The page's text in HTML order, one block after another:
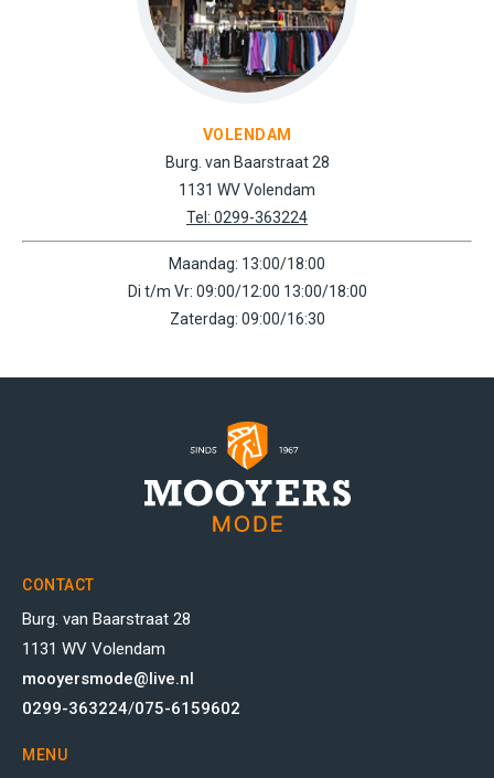
VOLENDAM
Burg. van Baarstraat 28
1131 WV Volendam
Tel: 0299-363224
Maandag: 13:00/18:00
Di t/m Vr: 09:00/12:00 13:00/18:00
Zaterdag: 09:00/16:30
CONTACT
Burg. van Baarstraat 28
1131 WV Volendam
mooyersmode@live.nl
0299-363224/075-6159602
MENU